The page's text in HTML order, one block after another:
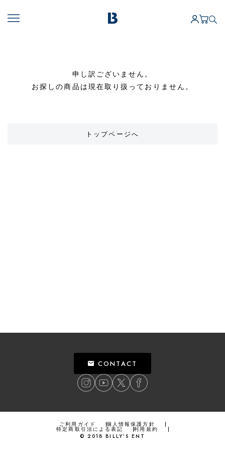
申し訳ございません。
お探しの商品は現在取り扱っておりません。
トップページへ
CONTACT
ご利用ガイド 個人情報保護方針
特定商取引法による表記
利用規約
© 2018 BILLY’S ENT